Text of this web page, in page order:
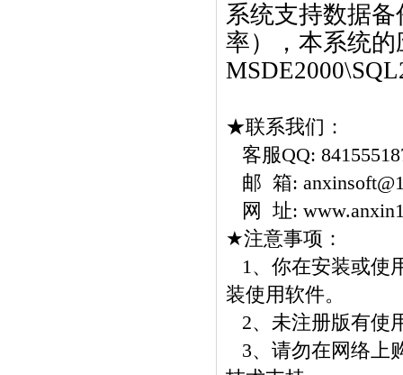
系统支持数据备
率），本系统的
★联系我们：
客服QQ:
邮 箱:
网 址:
★注意事项：
1、 你在安装或使
装使用软件。
2、未注册版有使
3、请勿在网络上